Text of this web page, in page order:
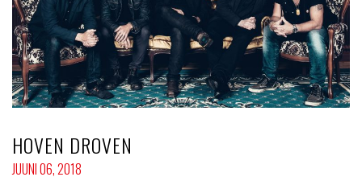
HOVEN DROVEN
JUUNI 06, 2018